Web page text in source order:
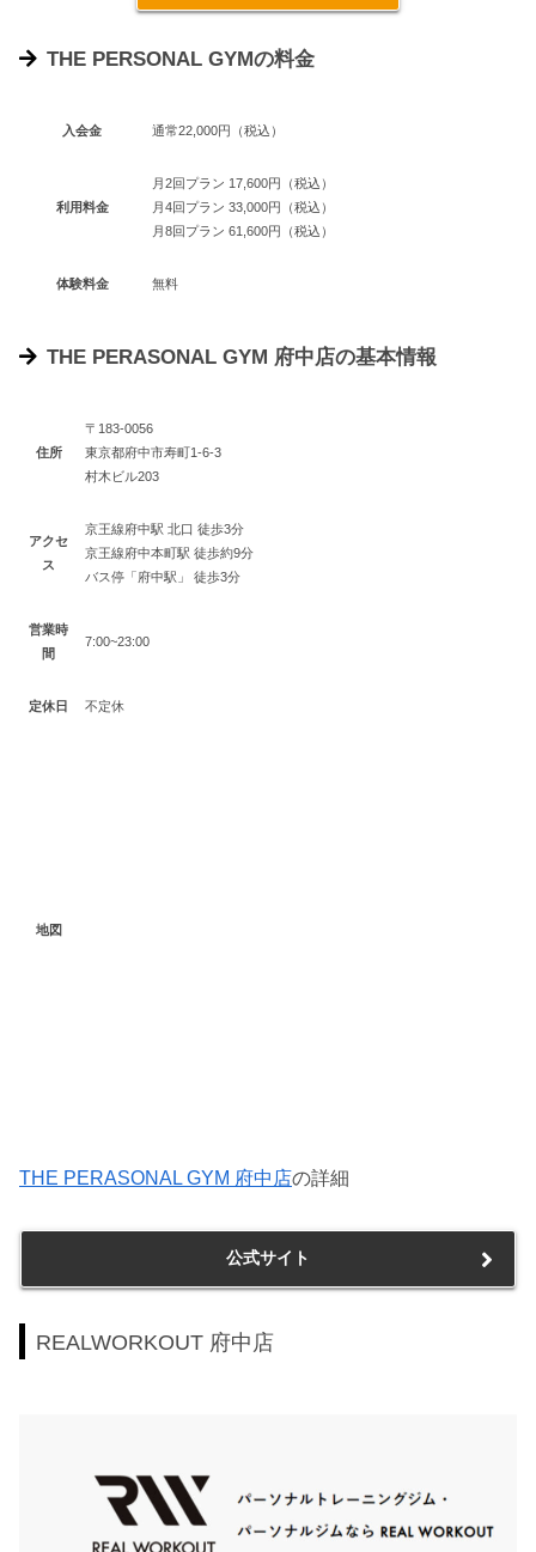
THE PERSONAL GYMの料金
入会金 通常22,000円（税込）
利用料金
月2回プラン 17,600円（税込）
月4回プラン 33,000円（税込）
月8回プラン 61,600円（税込）
体験料金 無料
THE PERASONAL GYM 府中店の基本情報
住所
〒183-0056
東京都府中市寿町1-6-3
村木ビル203
アクセ
ス
京王線府中駅 北口 徒歩3分
京王線府中本町駅 徒歩約9分
バス停「府中駅」 徒歩3分
営業時
間
7:00~23:00
定休日 不定休
地図
THE PERASONAL GYM 府中店の詳細
公式サイト
REALWORKOUT 府中店